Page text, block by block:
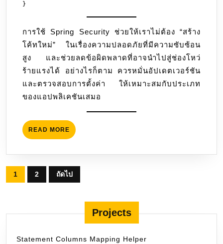
การใช้ Spring Security ช่วยให้เราไม่ต้อง “สร้าง
โค้ทใหม่” ในเรื่องความปลอดภัยที่มีความซับซ้อน
สูง และช่วยลดข้อผิดพลาดที่อาจนำไปสู่ช่องโหว่
ร้ายแรงได้ อย่างไรก็ตาม ควรหมั่นอัปเดตเวอร์ชัน
และตรวจสอบการตั้งค่า ให้เหมาะสมกับประเภท
ของแอปพลิเคชันเสมอ
READ MORE READ
MORE
Posts
pagination
1 2 ถัดไป
Projects
Statement Columns Mapping Helper